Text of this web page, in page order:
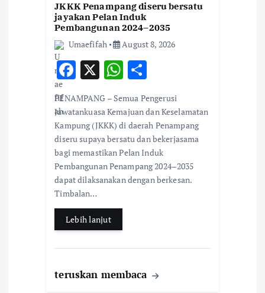
JKKK Penampang diseru bersatu
jayakan Pelan Induk
Pembangunan 2024–2035
Umaefifah
August 8, 2026
F
ac
e
b
o
o
k
X W
at
s
A
p
p
ar
e
PENAMPANG – Semua Pengerusi
Jawatankuasa Kemajuan dan Keselamatan
Kampung (JKKK) di daerah Penampang
diseru supaya bersatu dan bekerjasama
bagi memastikan Pelan Induk
Pembangunan Penampang 2024–2035
dapat dilaksanakan dengan berkesan.
Timbalan…
Lebih lanjut
teruskan membaca